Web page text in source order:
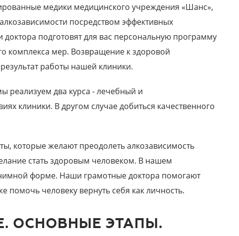
медики медицинского учреждения «Шанс»,
посредством эффективных
подготовят для вас персональную программу
комплекса мер. Возвращение к здоровой
работы нашей клиники.
реализуем два курса - лечебный и
клиники. В другом случае добиться качественного
которые желают преодолеть алкозависимость
стать здоровым человеком. В нашем
форме. Наши грамотные доктора помогают
помочь человеку вернуть себя как личность.
ОСНОВНЫЕ ЭТАПЫ.